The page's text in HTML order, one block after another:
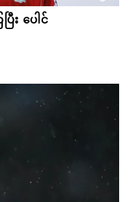
း ပေါင်